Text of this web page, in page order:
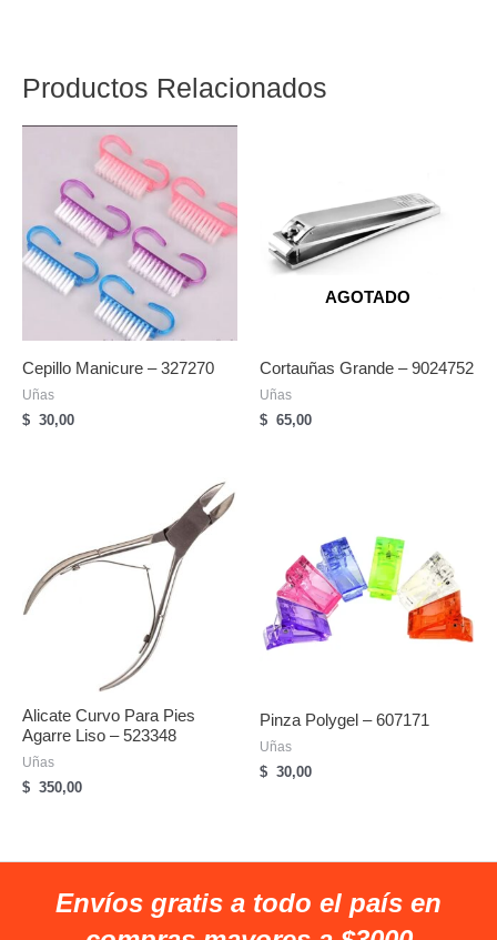
Productos Relacionados
Cepillo Manicure – 327270
Uñas
$ 30,00
AGOTADO
Cortauñas Grande – 9024752
Uñas
$ 65,00
Alicate Curvo Para Pies
Agarre Liso – 523348
Uñas
$ 350,00
Pinza Polygel – 607171
Uñas
$ 30,00
Envíos gratis a todo el país en